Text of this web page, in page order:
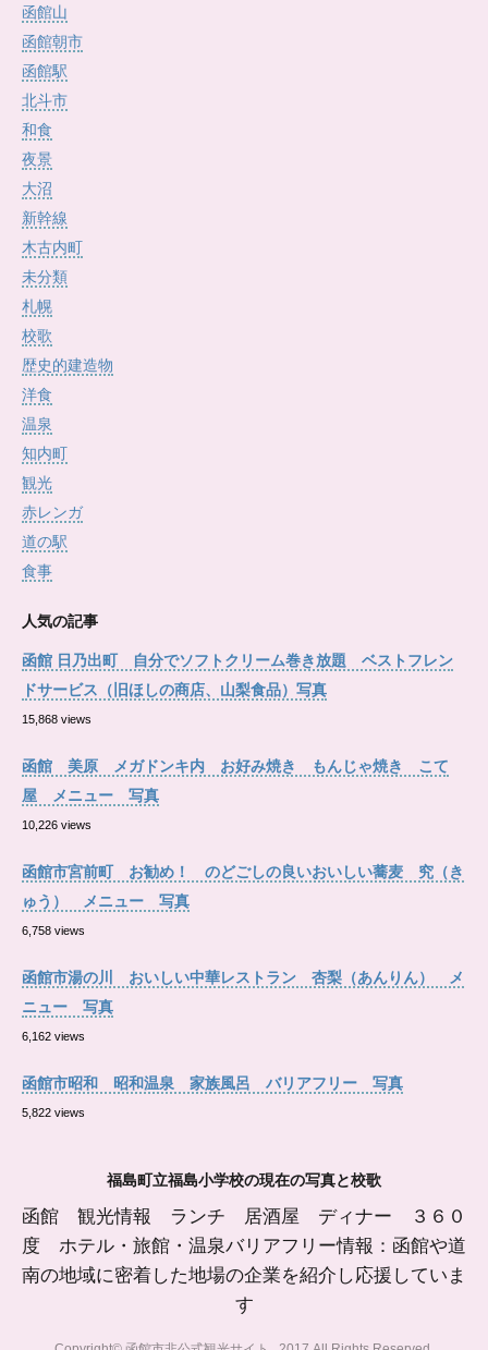
函館山
函館朝市
函館駅
北斗市
和食
夜景
大沼
新幹線
木古内町
未分類
札幌
校歌
歴史的建造物
洋食
温泉
知内町
観光
赤レンガ
道の駅
食事
人気の記事
函館 日乃出町 自分でソフトクリーム巻き放題 ベストフレン
ドサービス（旧ほしの商店、山梨食品）写真
15,868 views
函館 美原 メガドンキ内 お好み焼き もんじゃ焼き こて
屋 メニュー 写真
10,226 views
函館市宮前町 お勧め！ のどごしの良いおいしい蕎麦 究（き
ゅう） メニュー 写真
6,758 views
函館市湯の川 おいしい中華レストラン 杏梨（あんりん） メ
ニュー 写真
6,162 views
函館市昭和 昭和温泉 家族風呂 バリアフリー 写真
5,822 views
福島町立福島小学校の現在の写真と校歌
函館 観光情報 ランチ 居酒屋 ディナー ３６０
度 ホテル・旅館・温泉バリアフリー情報：函館や道
南の地域に密着した地場の企業を紹介し応援していま
す